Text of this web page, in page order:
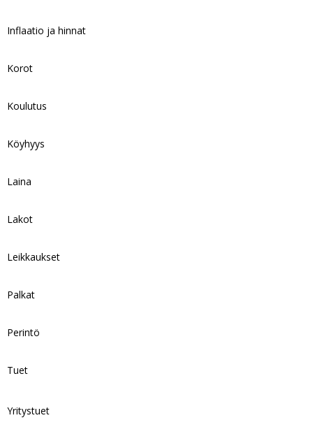
Inflaatio ja hinnat
Korot
Koulutus
Köyhyys
Laina
Lakot
Leikkaukset
Palkat
Perintö
Tuet
Yritystuet